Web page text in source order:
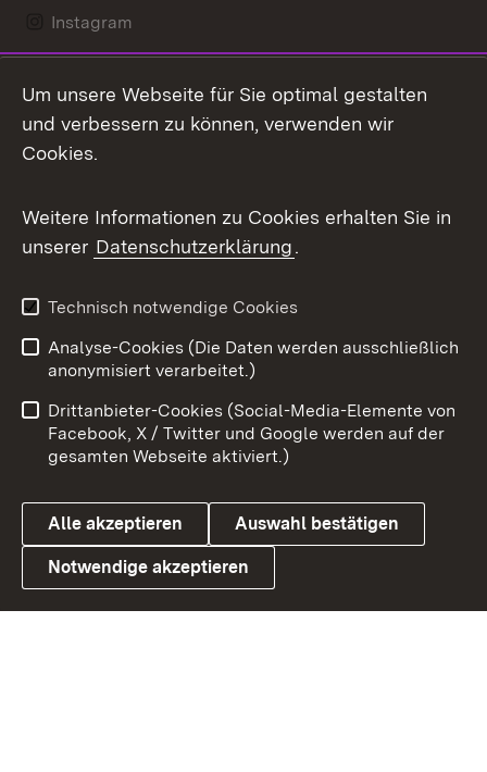
Instagram
Mastodon
Messenger
Social Wall
X / Twitter
Youtube
Link zum Landesportal
Benutzungshinweise
Barrierefreiheit
Datenschutz
Cookies
Um unsere Webseite für Sie optimal gestalten
und verbessern zu können, verwenden wir
Cookies.
Weitere Informationen zu Cookies erhalten Sie in
unserer Datenschutzerklärung.
Technisch notwendige Cookies
Analyse-Cookies (Die Daten werden ausschließlich
anonymisiert verarbeitet.)
Drittanbieter-Cookies (Social-Media-Elemente von
Facebook, X / Twitter und Google werden auf der
gesamten Webseite aktiviert.)
Alle akzeptieren Auswahl bestätigen
Notwendige akzeptieren